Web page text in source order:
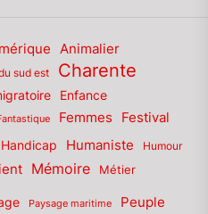
Animalier
sud est Charente
Enfance
Femmes Festival
Handicap Humaniste Humour
Mémoire Métier
Paysage maritime Peuple